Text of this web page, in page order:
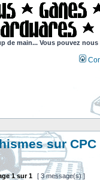
de main... Vous pouvez
sur CPC
1sur1 [ 3 message(s) ]